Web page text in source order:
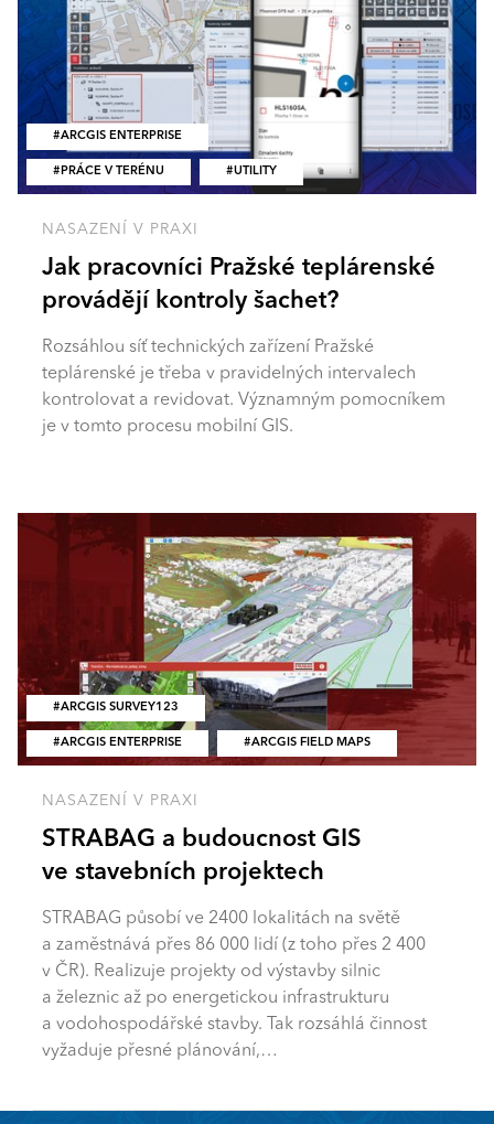
PRÁCE V TERÉNU UTILITY
ARCGIS ENTERPRISE
NASAZENÍ V PRAXI
Jak pracovníci Pražské teplárenské
provádějí kontroly šachet?
Rozsáhlou síť technických zařízení Pražské
teplárenské je třeba v pravidelných intervalech
kontrolovat a revidovat. Významným pomocníkem
je v tomto procesu mobilní GIS.
ARCGIS ENTERPRISE ARCGIS FIELD MAPS
ARCGIS SURVEY123
NASAZENÍ V PRAXI
STRABAG a budoucnost GIS
ve stavebních projektech
STRABAG působí ve 2400 lokalitách na světě
a zaměstnává přes 86 000 lidí (z toho přes 2 400
v ČR). Realizuje projekty od výstavby silnic
a železnic až po energetickou infrastrukturu
a vodohospodářské stavby. Tak rozsáhlá činnost
vyžaduje přesné plánování,…